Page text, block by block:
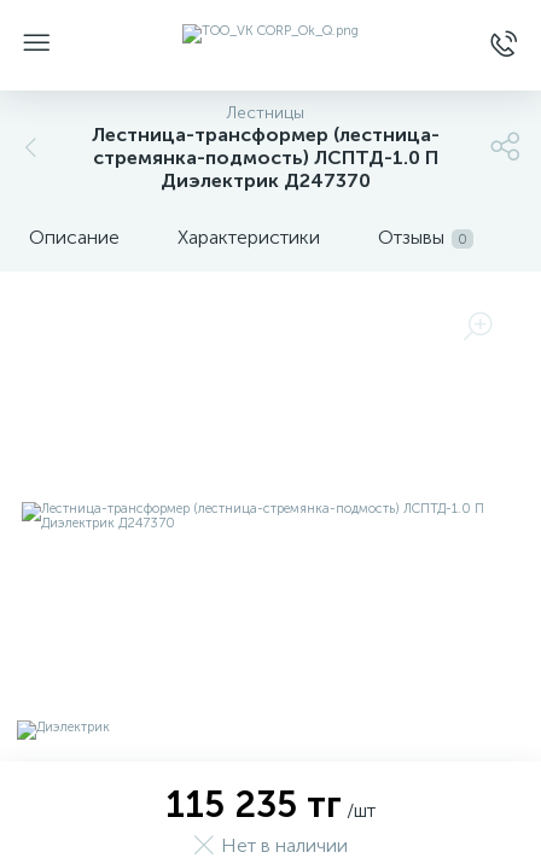
Лестницы
Лестница-трансформер (лестница-
стремянка-подмость) ЛСПТД-1.0 П
Диэлектрик Д247370
Описание Характеристики Отзывы 0
115 235 тг /шт
Нет в наличии